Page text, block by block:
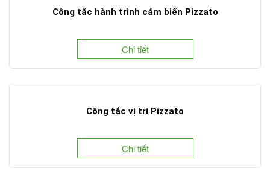
Công tắc hành trình cảm biến Pizzato
Chi tiết
Công tắc vị trí Pizzato
Chi tiết